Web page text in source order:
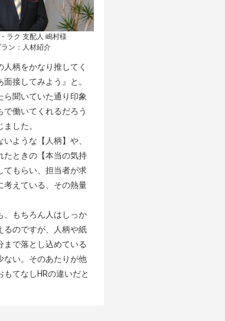
ラク 支配人 嶋村様
ン：人材紹介
柄をかなり推してく
接してみよう』と。
ら聞いていた通り印象
で働いてくれるだろう
した。
ような【人柄】や、
たときの【本当の気持
てもらい、担当者が求
考えている、その熱量
、もちろん人はしっか
るのですが、人柄や紙
まで落とし込めている
ない。そのあたりが他
てなしHRの違いだと